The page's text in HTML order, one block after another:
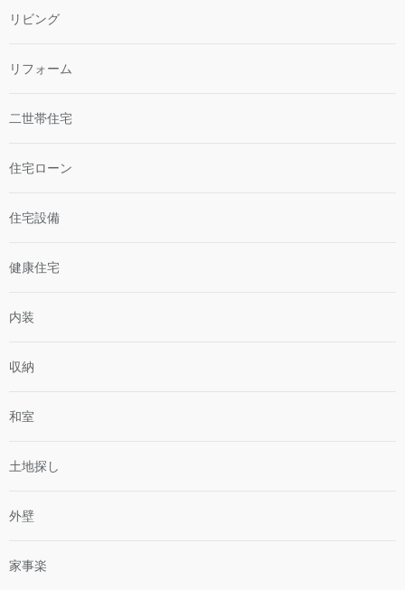
リビング
リフォーム
二世帯住宅
住宅ローン
住宅設備
健康住宅
内装
収納
和室
土地探し
外壁
家事楽